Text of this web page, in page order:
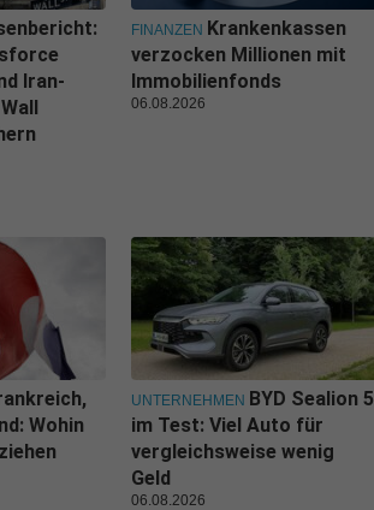
Iran-
FINANZEN Krankenkassen
verzocken Millionen mit
Immobilienfonds
06.08.2026
Wohin
UNTERNEHMEN BYD Sealion 5
im Test: Viel Auto für
vergleichsweise wenig
Geld
06.08.2026